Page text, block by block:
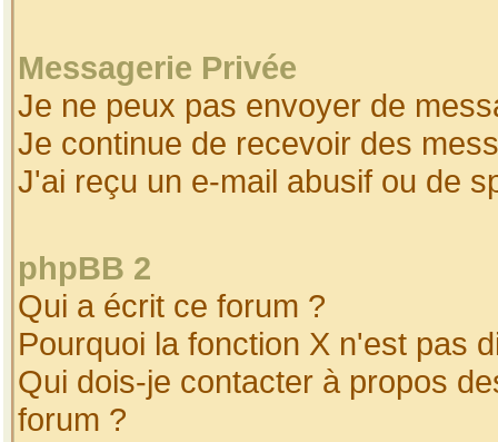
Messagerie Privée
Je ne peux pas envoyer de
Je continue de recevoir des
J'ai reçu un e-mail abusif ou de
phpBB 2
Qui a écrit ce forum ?
Pourquoi la fonction X n'est pas
Qui dois-je contacter à propos
forum ?